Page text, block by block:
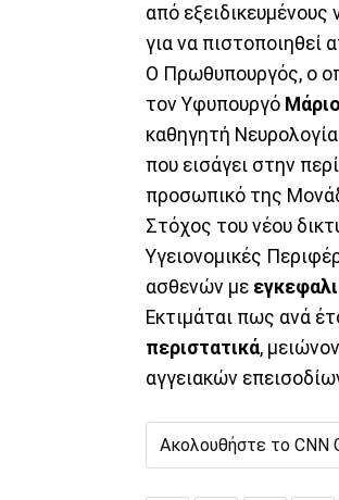
από εξειδικευμένους
για να πιστοποιηθεί
Ο Πρωθυπουργός, ο
τον Υφυπουργό
καθηγητή
που εισάγει στην
προσωπικό της
Στόχος του νέου
Υγειονομικές
ασθενών με
Εκτιμάται πως ανά
περιστατικά,
αγγειακών
Ακολουθήστε το CNN